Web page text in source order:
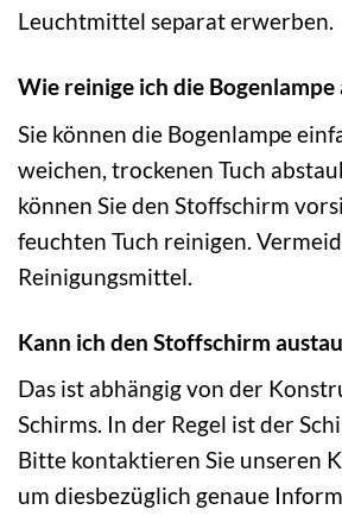
Leuchtmittel separat erwerben.
Wie reinige ich die Bogenlampe
Sie können die Bogenlampe
weichen, trockenen Tuch
können Sie den Stoffschirm
feuchten Tuch reinigen.
Reinigungsmittel.
Kann ich den Stoffschirm
Das ist abhängig von der
Schirms. In der Regel ist der
Bitte kontaktieren Sie unseren
um diesbezüglich genaue